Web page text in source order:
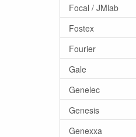
Focal / JMlab
Fostex
Fourier
Gale
Genelec
Genesis
Genexxa